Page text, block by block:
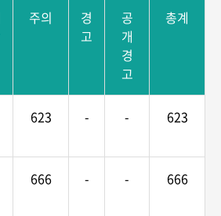
주의
경
고
공
개
경
고
총계
623 - - 623
666 - - 666